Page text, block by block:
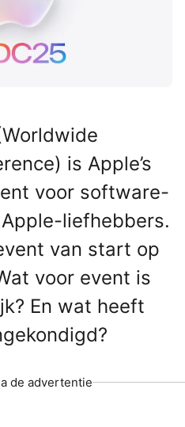
is Apple’s
voor software-
liefhebbers.
van start op
voor event is
En wat heeft
de advertentie